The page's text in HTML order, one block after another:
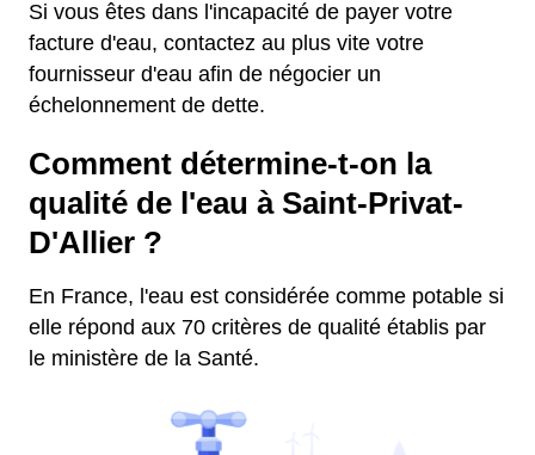
Si vous êtes dans l'incapacité de payer votre
facture d'eau, contactez au plus vite votre
fournisseur d'eau afin de négocier un
échelonnement de dette.
Comment détermine-t-on la
qualité de l'eau à Saint-Privat-
D'Allier ?
En France, l'eau est considérée comme potable si
elle répond aux 70 critères de qualité établis par
le ministère de la Santé.